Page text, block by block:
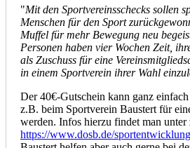
"Mit den Sportvereinsschecks sollen
Menschen für den Sport
Muffel für mehr Bewegung neu
Personen haben vier Wochen Zeit,
als Zuschuss für eine
in einem Sportverein ihrer Wahl
Der 40€-Gutschein kann ganz
z.B. beim Sportverein Baustert für
werden. Infos hierzu findet man unter
https://www.dosb.de/